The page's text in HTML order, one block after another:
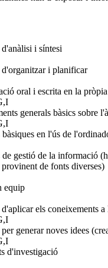
i síntesi
i planificar
oral i escrita en la
generals bàsics sobre
en l'ús de
gestió de la informació
de fonts diverses)
equip
els coneixements a
generar noves idees
d'investigació